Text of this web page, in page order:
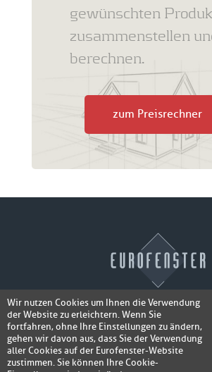
Wir nutzen Cookies um Ihnen die Verwendung
der Website zu erleichtern. Wenn Sie
fortfahren, ohne Ihre Einstellungen zu ändern,
gehen wir davon aus, dass Sie der Verwendung
aller Cookies auf der Eurofenster-Website
zustimmen. Sie können Ihre Cookie-
Fotos der Fenster/Elemente per
senden und ein Super-Angebotinkl.
bis 100,- EURGutschrift erhalten!
gewünschten
zusammenstellen
berechnen.
zum Preisrechner
© 2026 Eurofenster
Webdesign byWebidea